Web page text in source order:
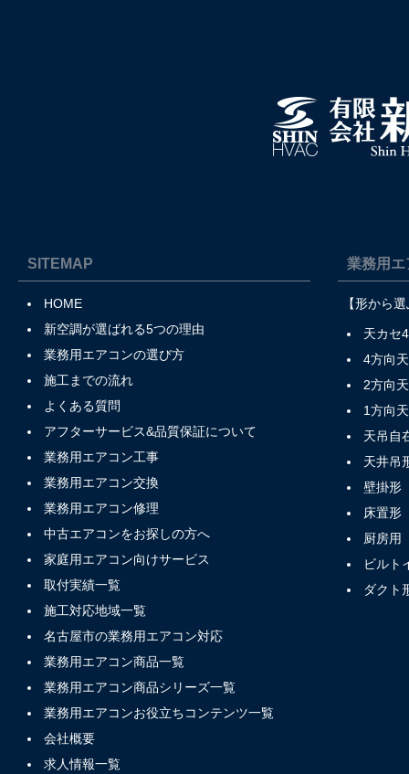
SITEMAP
HOME
新空調が選ばれる5つの理由
業務用エアコンの選び方
施工までの流れ
よくある質問
アフターサービス&品質保証について
業務用エアコン工事
業務用エアコン交換
業務用エアコン修理
中古エアコンをお探しの方へ
家庭用エアコン向けサービス
取付実績一覧
施工対応地域一覧
名古屋市の業務用エアコン対応
業務用エアコン商品一覧
業務用エアコン商品シリーズ一覧
業務用エアコンお役立ちコンテンツ一覧
会社概要
求人情報一覧
業務用エ
【形から
天カセ
4方向
2方向
1方向
天吊自
天井吊
壁掛形
床置形
厨房用
ビルト
ダクト